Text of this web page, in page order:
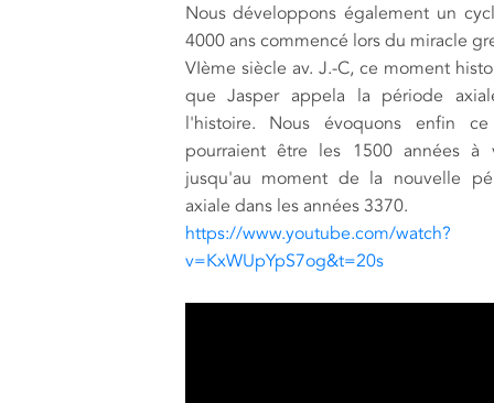
Nous développons également un
4000 ans commencé lors du miracle
VIème siècle av. J.-C, ce moment
que Jasper appela la période
l'histoire. Nous évoquons enfin
pourraient être les 1500 années à
jusqu'au moment de la nouvelle
axiale dans les années 3370.
https://www.youtube.com/watch?
v=KxWUpYpS7og&t=20s